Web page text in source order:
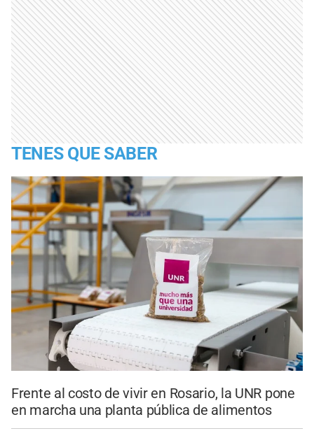
TENES QUE SABER
Frente al costo de vivir en Rosario, la UNR pone
en marcha una planta pública de alimentos